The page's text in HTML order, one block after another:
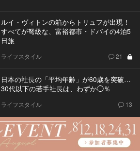
ルイ・ヴィトンの箱からトリュフが出現！
すべてが弩級な、富裕都市・ドバイの4泊5
日旅
ライフスタイル 21
日本の社長の「平均年齢」が60歳を突破…
30代以下の若手社長は、わずか◯％
ライフスタイル 13
「残りの人生は、消化試合だろう…」飲食
店経営で成功した52歳男性が抱える虚無感